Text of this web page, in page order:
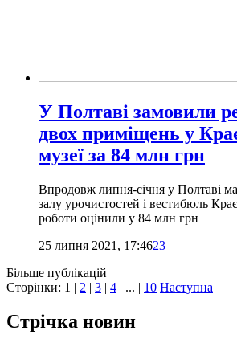
У Полтаві замовили
двох приміщень у
музеї за 84 млн грн
Впродовж липня-січня у Полтаві
залу урочистостей і вестибюль
роботи оцінили у 84 млн грн
25 липня 2021, 17:4623
Більше публікацій
Сторінки: 1 | 2 | 3 | 4 | ... | 10 Наступна
Стрічка новин